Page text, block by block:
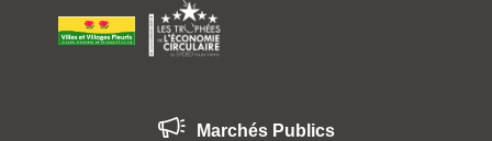
Marchés Publics